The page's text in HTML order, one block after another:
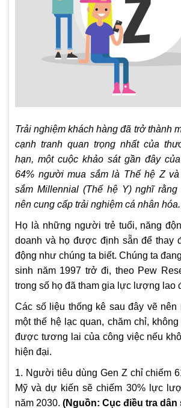
Trải nghiệm khách hàng đã trở thành
cạnh tranh quan trọng nhất của
hạn, một cuộc khảo sát gần đây
64% người mua sắm là Thế hệ Z
sắm Millennial (Thế hệ Y) nghĩ
nên cung cấp trải nghiệm cá nhân hóa.
Họ là những người trẻ tuổi, năng
doanh và họ được định sẵn để thay
động như chúng ta biết. Chúng ta
sinh năm 1997 trở đi, theo Pew
trong số họ đã tham gia lực lượng lao
Các số liệu thống kê sau đây vẽ nên
một thế hệ lạc quan, chăm chỉ,
được tương lai của công việc nếu
hiện đại.
1. Người tiêu dùng Gen Z chỉ chiếm
Mỹ và dự kiến ​​sẽ chiếm 30% lực
năm 2030. (Nguồn: Cục điều tra dân